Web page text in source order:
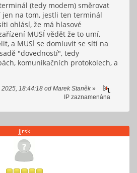
(tedy modem) směrovat
jen na tom, jestli ten terminál
ohlásí, že má hlasové
MUSÍ vědět že to umí,
a MUSÍ se domluvit se sítí na
"dovedností", tedy
komunikačních protokolech, a
18:44:18 od Marek Staněk »
IP zaznamenána
jjrsk